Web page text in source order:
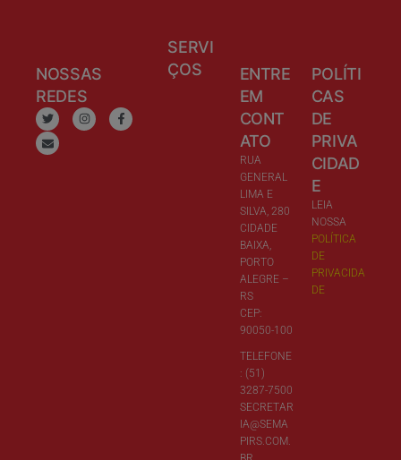
NOSSAS
REDES
SERVI
ÇOS
ENTRE
EM
CONT
ATO
RUA
GENERAL
LIMA E
SILVA, 280
CIDADE
BAIXA,
PORTO
ALEGRE –
RS
CEP:
90050-100
TELEFONE
: (51)
3287-7500
SECRETAR
IA@SEMA
PIRS.COM.
POLÍTI
CAS
DE
PRIVA
CIDAD
E
LEIA
NOSSA
POLÍTICA
DE
PRIVACIDA
DE